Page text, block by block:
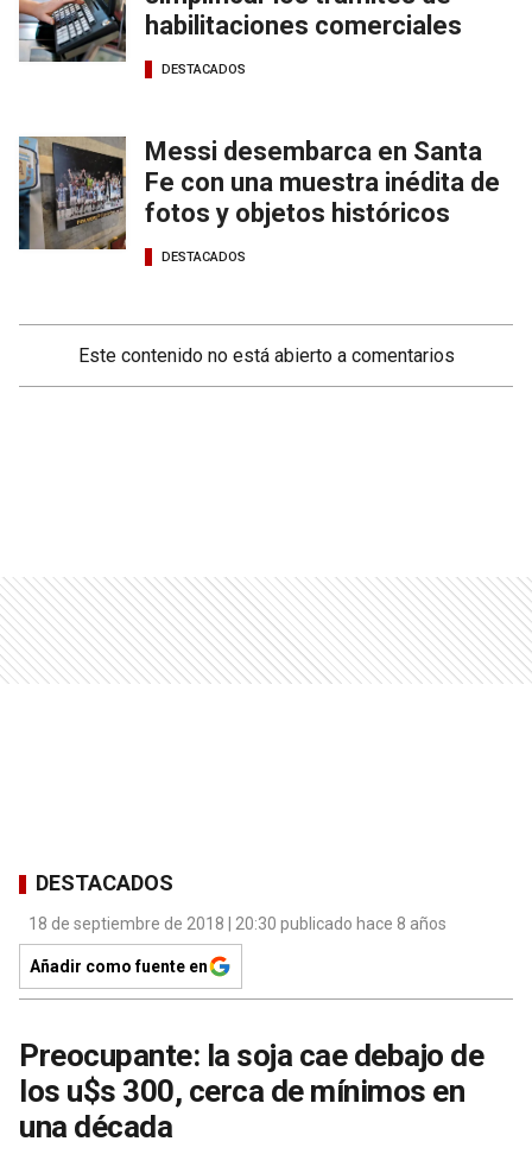
habilitaciones comerciales
DESTACADOS
Messi desembarca en Santa
Fe con una muestra inédita de
fotos y objetos históricos
DESTACADOS
Este contenido no está abierto a comentarios
DESTACADOS
18 de septiembre de 2018 | 20:30 publicado hace 8 años
Añadir como fuente en
Preocupante: la soja cae debajo de
los u$s 300, cerca de mínimos en
una década